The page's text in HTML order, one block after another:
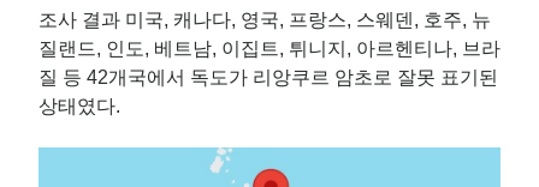
조사 결과 미국, 캐나다, 영국, 프랑스, 스웨덴, 호주, 뉴
질랜드, 인도, 베트남, 이집트, 튀니지, 아르헨티나, 브라
질 등 42개국에서 독도가 리앙쿠르 암초로 잘못 표기된
상태였다.